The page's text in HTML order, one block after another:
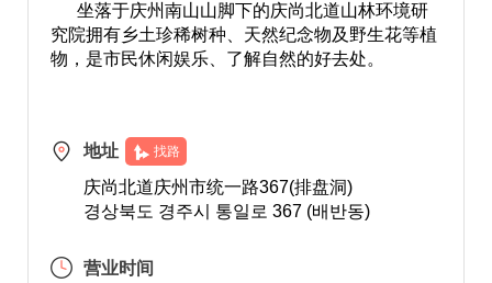
坐落于庆州南山山脚下的庆尚北道山林环境研
究院拥有乡土珍稀树种、天然纪念物及野生花等植
物，是市民休闲娱乐、了解自然的好去处。
地址 找路
庆尚北道庆州市统一路367(排盘洞)
경상북도 경주시 통일로 367 (배반동)
营业时间